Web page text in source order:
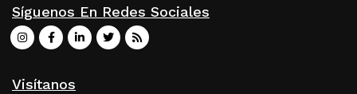
Síguenos En Redes Sociales
Visítanos